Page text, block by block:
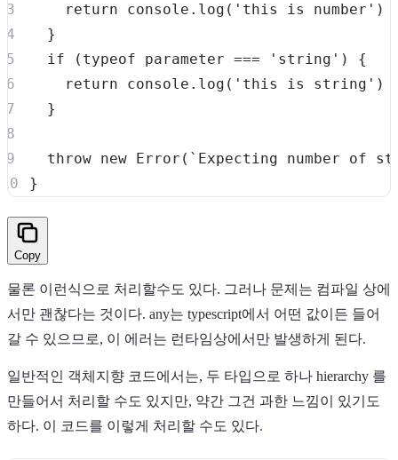
return
console . log ( 'this is number' )
}
if
( typeof parameter === 'string' )
{
return
console . log ( 'this is string' )
}
throw new Error ( ` Expecting number of
}
Copy
물론 이런식으로 처리할수도 있다. 그러나 문제는 컴파일 상에
서만 괜찮다는 것이다. any는 typescript에서 어떤 값이든 들어
갈 수 있으므로, 이 에러는 런타임상에서만 발생하게 된다.
일반적인 객체지향 코드에서는, 두 타입으로 하나 hierarchy 를
만들어서 처리할 수도 있지만, 약간 그건 과한 느낌이 있기도
하다. 이 코드를 이렇게 처리할 수도 있다.